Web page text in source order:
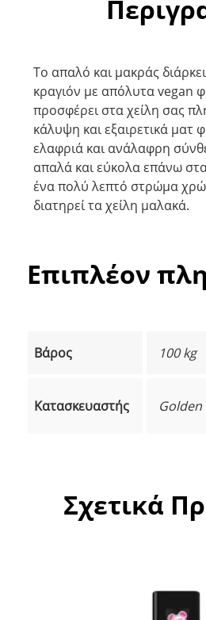
Το απαλό και μακράς
κραγιόν με απόλυτα vegan
προσφέρει στα χείλη σας
κάλυψη και εξαιρετικά ματ
ελαφριά και ανάλαφρη
απαλά και εύκολα επάνω
ένα πολύ λεπτό στρώμα
διατηρεί τα χείλη μαλακά.
Επιπλέον
Βάρος 100 kg
Κατασκευαστής Golden
Σχετικά